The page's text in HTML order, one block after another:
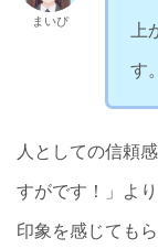
まいぴ
上
す。
人としての信頼
すがです！」よ
印象を感じてもら